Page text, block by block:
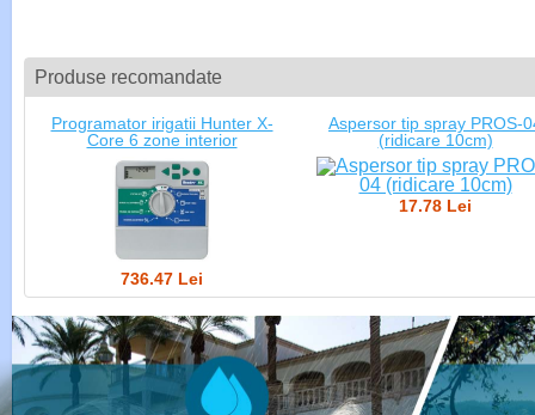
Produse recomandate
Programator irigatii Hunter X-
Core 6 zone interior
736.47 Lei
Aspersor tip spray PROS-
(ridicare 10cm)
17.78 Lei